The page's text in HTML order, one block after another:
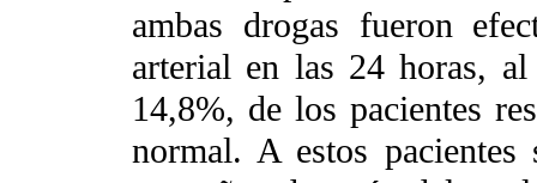
ambas drogas fueron
arterial en las 24 horas,
14,8%, de los pacientes
normal. A estos